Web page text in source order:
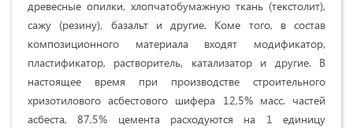
древесные опилки, хлопчатобумажную ткань (текстолит),
сажу (резину), базальт и другие. Коме того, в состав
композиционного материала входят модификатор,
пластификатор, растворитель, катализатор и другие. В
настоящее время при производстве строительного
хризотилового асбестового шифера 12,5% масс. частей
асбеста, 87,5% цемента расходуются на 1 единицу